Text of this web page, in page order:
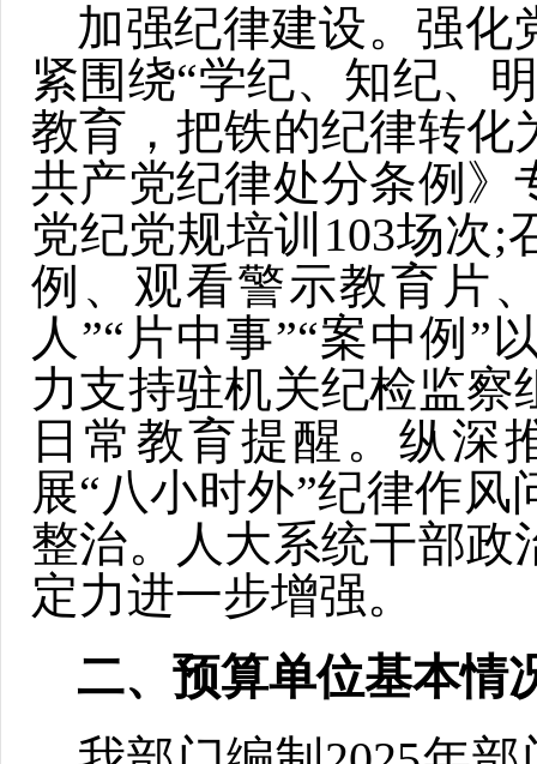
加强纪律建设。强化
紧围绕“学纪、知纪、
教育，把铁的纪律转化
共产党纪律处分条例》
党纪党规培训103场次;
例、观看警示教育片
人”“片中事”“案中例”
力支持驻机关纪检监
日常教育提醒。纵深
展“八小时外”纪律作
整治。人大系统干部政
定力进一步增强。
二、预算单位基本情